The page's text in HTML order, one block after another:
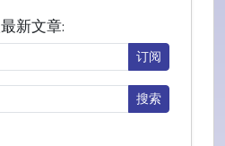
新文章: